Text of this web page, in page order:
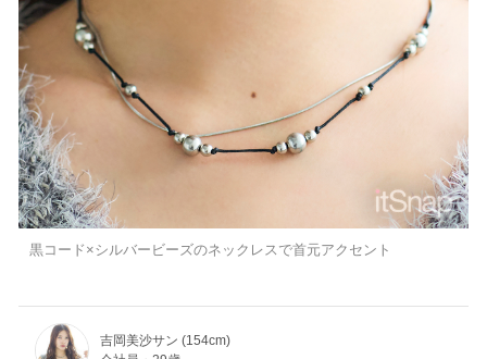
黒コード×シルバービーズのネックレスで首元アクセント
吉岡美沙サン (154cm)